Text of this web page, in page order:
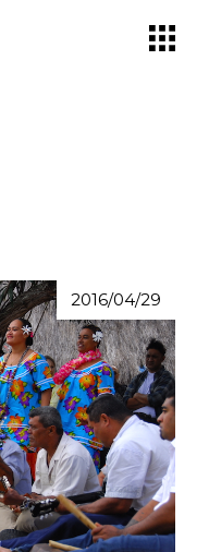
2016/04/29